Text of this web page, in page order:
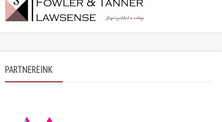
PARTNEREINK